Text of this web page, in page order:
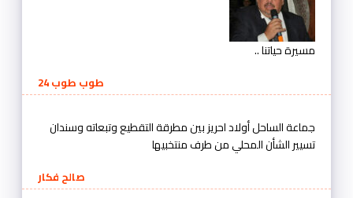
مسيرة حياتنا ..
طوب طوب 24
جماعة الساحل أولاد احريز بين مطرقة التقطيع وتبعاته وسندان
تسيير الشأن المحلي من طرف منتخبيها
صالح فكار